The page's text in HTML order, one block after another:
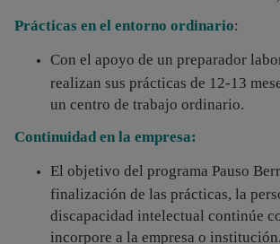
Prácticas en el entorno ordinario:
Con el apoyo de un preparador
realizan sus prácticas de 12-13
un centro de trabajo ordinario.
Continuidad en la empresa:
El objetivo del programa Pauso
finalización de las prácticas, la
discapacidad intelectual continúe
incorpore a la empresa o